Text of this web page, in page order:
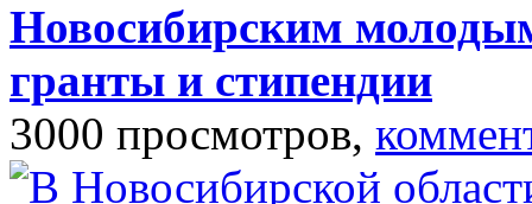
Новосибирским
гранты и стипендии
3000 просмотров,